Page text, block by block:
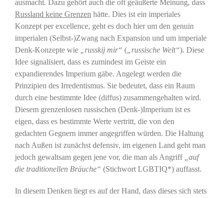
ausmacht. Dazu gehört auch die oft geäußerte Meinung, dass
Russland keine Grenzen hätte. Dies ist ein imperiales
Konzept per excellence, geht es doch hier um den genuin
imperialen (Selbst-)Zwang nach Expansion und um imperiale
Denk-Konzepte wie
„russkij mir“ („russische Welt“). Diese
Idee signalisiert, dass es zumindest im Geiste ein
expandierendes Imperium gäbe. Angelegt werden die
Prinzipien des Irredentismus. Sie bedeutet, dass ein Raum
durch eine bestimmte Idee (diffus) zusammengehalten wird.
Diesem grenzenlosen russischen (Denk-)Imperium ist es
eigen, dass es bestimmte Werte vertritt, die von den
gedachten Gegnern immer angegriffen würden. Die Haltung
nach Außen ist zunächst defensiv, im eigenen Land geht man
jedoch gewaltsam gegen jene vor, die man als Angriff
„auf
die traditionellen Bräuche“ (Stichwort LGBTIQ*) auffasst.
In diesem Denken liegt es auf der Hand, dass dieses sich stets